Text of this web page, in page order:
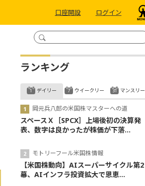
口座開設 ログイン
ランキング
デイリー
岡元兵八郎の米国株マスターへの道
スペースＸ［SPCX］上場後初の決算発
表、数字は良かったが株価が下落...
モトリーフール米国株情報
【米国株動向】AIスーパーサイクル第2
幕、AIインフラ投資拡大で恩恵...
ウイークリー マンスリー